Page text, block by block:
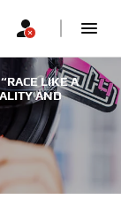
LIKE A
AND